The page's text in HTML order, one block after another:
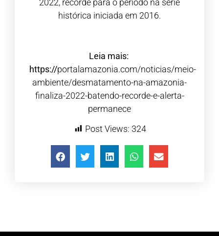
2022, recorde para o período na série
histórica iniciada em 2016.
Leia mais:
https://portalamazonia.com/noticias/meio-
ambiente/desmatamento-na-amazonia-
finaliza-2022-batendo-recorde-e-alerta-
permanece
Post Views: 324